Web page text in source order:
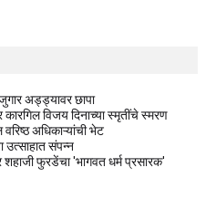
अड्ड्यावर छापा
विजय दिनाच्या स्मृतींचे स्मरण
अधिकाऱ्यांची भेट
उत्साहात संपन्न
शहाजी फुरडेंचा 'भागवत धर्म प्रसारक'